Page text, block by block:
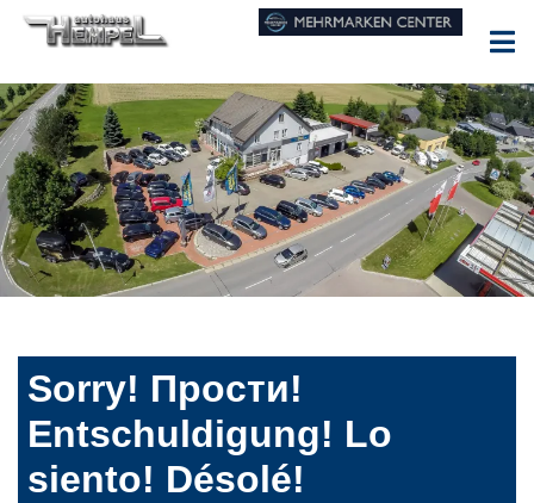
Sorry! Прости!
Entschuldigung! Lo
siento! Désolé!